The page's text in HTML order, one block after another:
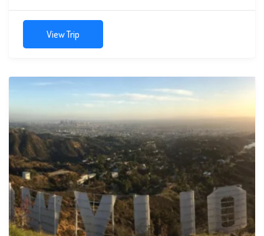
View Trip